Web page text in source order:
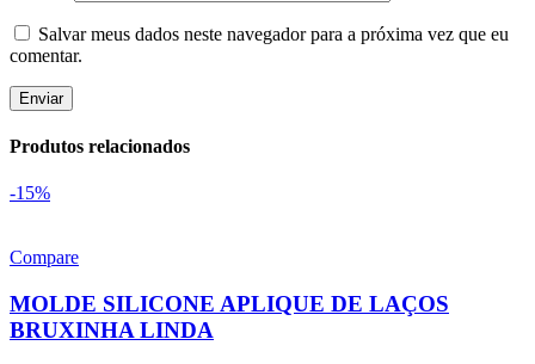
Salvar meus dados neste navegador para a próxima vez que eu
comentar.
Produtos relacionados
-15%
Compare
MOLDE SILICONE APLIQUE DE LAÇOS
BRUXINHA LINDA